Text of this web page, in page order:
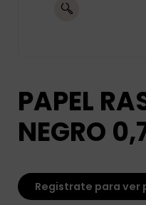
PAPEL
NEGRO
Registrate para ver